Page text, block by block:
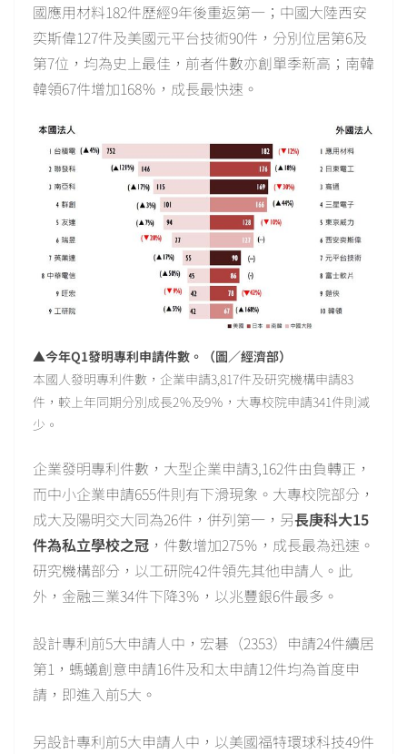
國應用材料182件歷經9年後重返第一；中國大陸西安
奕斯偉127件及美國元平台技術90件，分別位居第6及
第7位，均為史上最佳，前者件數亦創單季新高；南韓
韓領67件增加168％，成長最快速。
▲今年Q1發明專利申請件數。（圖／經濟部）
本國人發明專利件數，企業申請3,817件及研究機構申請83
件，較上年同期分別成長2％及9％，大專校院申請341件則減
少。
企業發明專利件數，大型企業申請3,162件由負轉正，
而中小企業申請655件則有下滑現象。大專校院部分，
成大及陽明交大同為26件，併列第一，另長庚科大15
件為私立學校之冠 ，件數增加275％，成長最為迅速。
研究機構部分，以工研院42件領先其他申請人。此
外，金融三業34件下降3％，以兆豐銀6件最多。
設計專利前5大申請人中，宏碁（2353）申請24件續居
第1，螞蟻創意申請16件及和太申請12件均為首度申
請，即進入前5大。
另設計專利前5大申請人中，以美國福特環球科技49件